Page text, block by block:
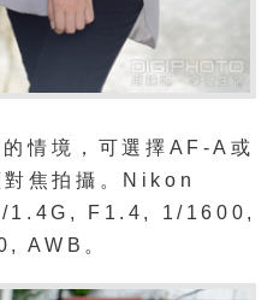
情境，可選擇AF-A或
焦拍攝。Nikon
1.4G, F1.4, 1/1600,
AWB。